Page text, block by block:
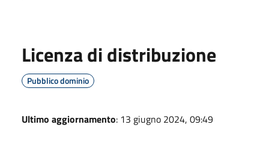
Licenza di distribuzione
Pubblico dominio
Ultimo aggiornamento: 13 giugno 2024, 09:49